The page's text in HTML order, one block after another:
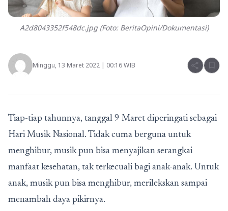
A2d8043352f548dc.jpg (Foto: BeritaOpini/Dokumentasi)
Minggu, 13 Maret 2022 | 00:16 WIB share bookmark
Tiap-tiap tahunnya, tanggal 9 Maret diperingati sebagai
Hari Musik Nasional. Tidak cuma berguna untuk
menghibur, musik pun bisa menyajikan serangkai
manfaat kesehatan, tak terkecuali bagi anak-anak. Untuk
anak, musik pun bisa menghibur, merilekskan sampai
menambah daya pikirnya.